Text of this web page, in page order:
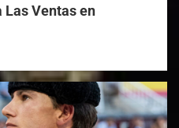
Ventas en